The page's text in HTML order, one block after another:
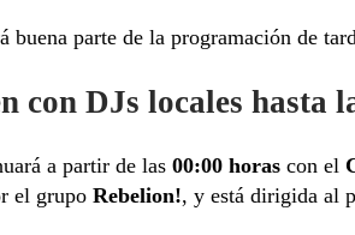
buena parte de la programación de
con DJs locales hasta
a partir de las 00:00 horas con el
el grupo Rebelion!, y está dirigida al